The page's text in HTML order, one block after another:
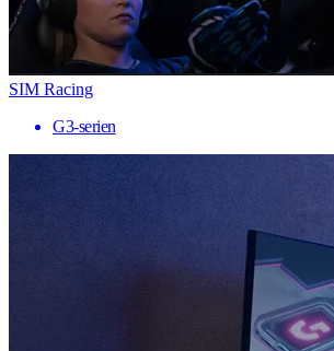
SIM Racing
G3-serien